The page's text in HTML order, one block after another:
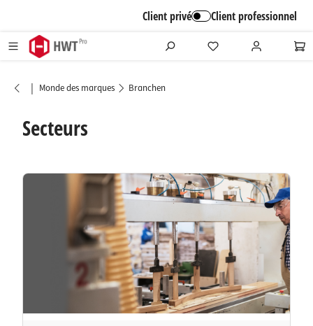
Client privé Client professionnel
| Monde des marques Branchen
Secteurs